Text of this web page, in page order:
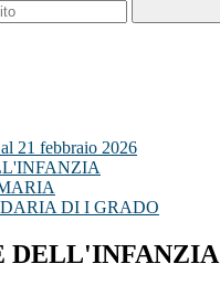
21 febbraio 2026
DI I GRADO
DELL'INFANZIA